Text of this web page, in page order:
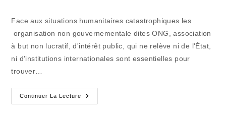
Face aux situations humanitaires catastrophiques les
organisation non gouvernementale dites ONG, association
à but non lucratif, d'intérêt public, qui ne relève ni de l'État,
ni d'institutions internationales sont essentielles pour
trouver…
Continuer La Lecture
Les
ONG